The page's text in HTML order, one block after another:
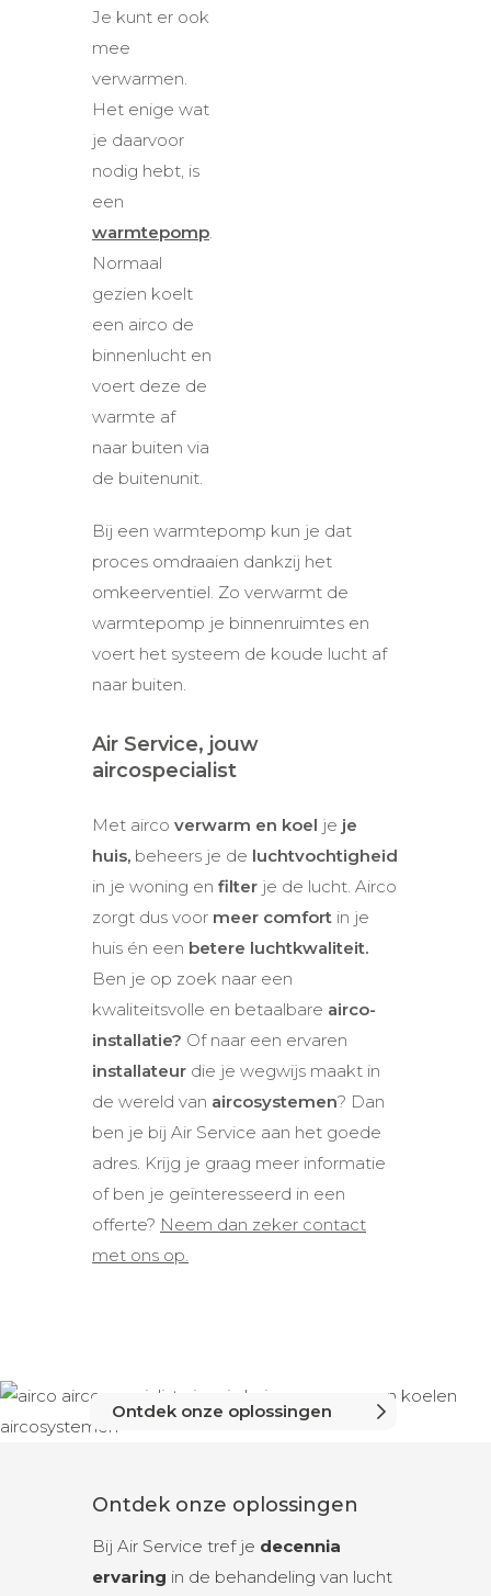
Je kunt er ook
mee
verwarmen.
Het enige wat
je daarvoor
nodig hebt, is
een
warmtepomp.
Normaal
gezien koelt
een airco de
binnenlucht en
voert deze de
warmte af
naar buiten via
de buitenunit.
Bij een warmtepomp kun je dat
proces omdraaien dankzij het
omkeerventiel. Zo verwarmt de
warmtepomp je binnenruimtes en
voert het systeem de koude lucht af
naar buiten.
Air Service, jouw
aircospecialist
Met airco verwarm en koel je je
huis, beheers je de luchtvochtigheid
in je woning en filter je de lucht. Airco
zorgt dus voor meer comfort in je
huis én een betere luchtkwaliteit.
Ben je op zoek naar een
kwaliteitsvolle en betaalbare airco-
installatie? Of naar een ervaren
installateur die je wegwijs maakt in
de wereld van aircosystemen? Dan
ben je bij Air Service aan het goede
adres. Krijg je graag meer informatie
of ben je geïnteresseerd in een
offerte? Neem dan zeker contact
met ons op.
Ontdek onze oplossingen
Ontdek onze oplossingen
Bij Air Service tref je decennia
ervaring in de behandeling van lucht